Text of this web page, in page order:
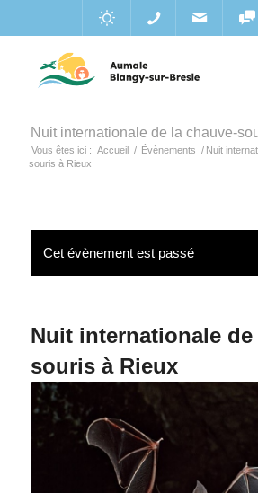
Nuit internationale de la chauve-
Vous êtes ici : Accueil / Évènements / Nuit
souris à Rieux
Cet évènement est passé
Nuit internationale de
souris à Rieux